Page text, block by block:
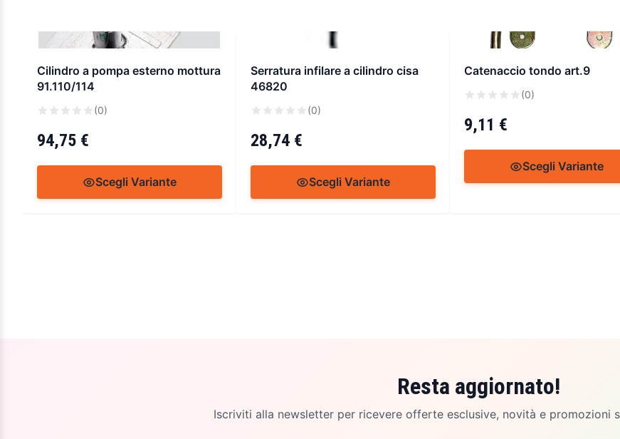
Cilindro a pompa esterno mottura
91.110/114
(0)
94,75 €
Scegli Variante
Serratura infilare a cilindro cisa
46820
(0)
28,74 €
Scegli Variante
Catenaccio tondo art.9
(0)
9,11 €
Scegli Variante
Resta aggiornato!
Iscriviti alla newsletter per ricevere offerte esclusive, novità e promozioni